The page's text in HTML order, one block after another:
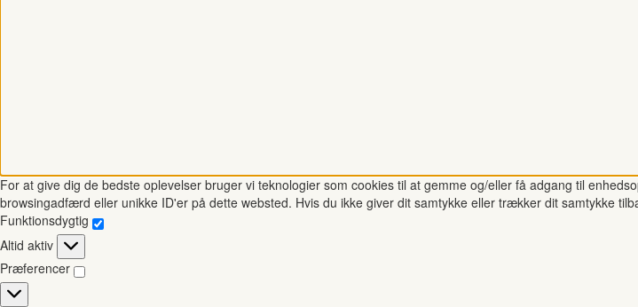
For at give dig de bedste oplevelser bruger vi teknologier som cookies til at gemme og/eller få adgang til
browsingadfærd eller unikke ID'er på dette websted. Hvis du ikke giver dit samtykke eller trækker dit samtykke
Funktionsdygtig
Funktionsdygtig
Altid aktiv
Præferencer
Præferencer